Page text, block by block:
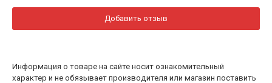
Добавить отзыв
Информация о товаре на сайте носит ознакомительный
характер и не обязывает производителя или магазин поставить